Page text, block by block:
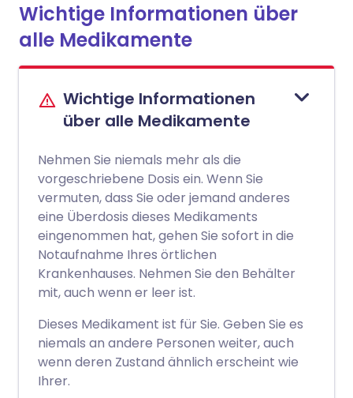
Wichtige Informationen über
alle Medikamente
Wichtige Informationen
über alle Medikamente
Nehmen Sie niemals mehr als die
vorgeschriebene Dosis ein. Wenn Sie
vermuten, dass Sie oder jemand anderes
eine Überdosis dieses Medikaments
eingenommen hat, gehen Sie sofort in die
Notaufnahme Ihres örtlichen
Krankenhauses. Nehmen Sie den Behälter
mit, auch wenn er leer ist.
Dieses Medikament ist für Sie. Geben Sie es
niemals an andere Personen weiter, auch
wenn deren Zustand ähnlich erscheint wie
Ihrer.